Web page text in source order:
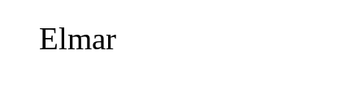
Elmar